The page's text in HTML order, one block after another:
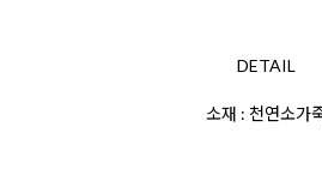
DETAIL
소재 : 천연소가